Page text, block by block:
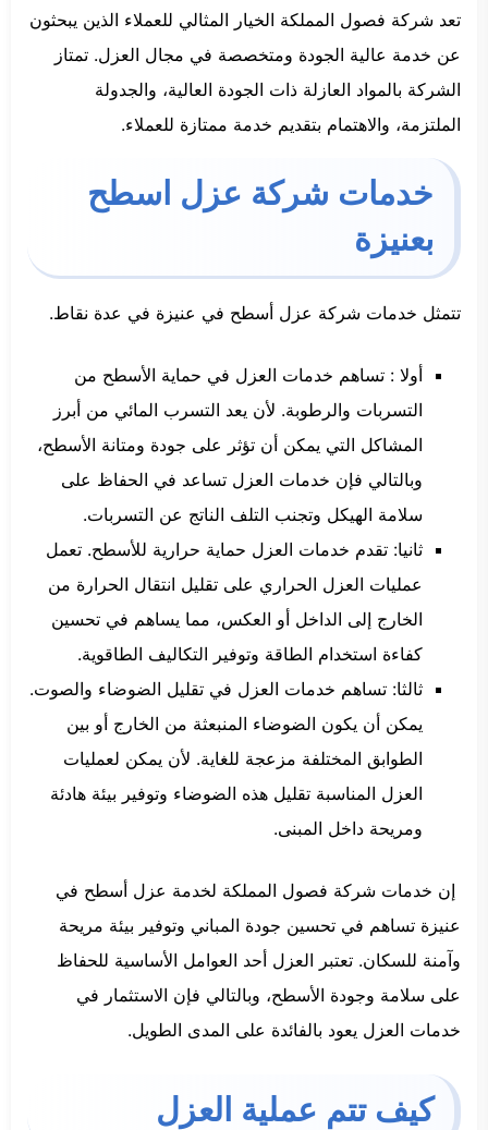
تعد شركة فصول المملكة الخيار المثالي للعملاء الذين يبحثون
عن خدمة عالية الجودة ومتخصصة في مجال العزل. تمتاز
الشركة بالمواد العازلة ذات الجودة العالية، والجدولة
الملتزمة، والاهتمام بتقديم خدمة ممتازة للعملاء.
خدمات شركة عزل اسطح
بعنيزة
تتمثل خدمات شركة عزل أسطح في عنيزة في عدة نقاط.
أولا : تساهم خدمات العزل في حماية الأسطح من
التسربات والرطوبة. لأن يعد التسرب المائي من أبرز
المشاكل التي يمكن أن تؤثر على جودة ومتانة الأسطح،
وبالتالي فإن خدمات العزل تساعد في الحفاظ على
سلامة الهيكل وتجنب التلف الناتج عن التسربات.
ثانيا: تقدم خدمات العزل حماية حرارية للأسطح. تعمل
عمليات العزل الحراري على تقليل انتقال الحرارة من
الخارج إلى الداخل أو العكس، مما يساهم في تحسين
كفاءة استخدام الطاقة وتوفير التكاليف الطاقوية.
ثالثا: تساهم خدمات العزل في تقليل الضوضاء والصوت.
يمكن أن يكون الضوضاء المنبعثة من الخارج أو بين
الطوابق المختلفة مزعجة للغاية. لأن يمكن لعمليات
العزل المناسبة تقليل هذه الضوضاء وتوفير بيئة هادئة
ومريحة داخل المبنى.
إن خدمات شركة فصول المملكة لخدمة عزل أسطح في
عنيزة تساهم في تحسين جودة المباني وتوفير بيئة مريحة
وآمنة للسكان. تعتبر العزل أحد العوامل الأساسية للحفاظ
على سلامة وجودة الأسطح، وبالتالي فإن الاستثمار في
خدمات العزل يعود بالفائدة على المدى الطويل.
كيف تتم عملية العزل